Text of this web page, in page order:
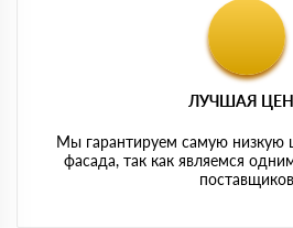
ЛУЧШАЯ
Мы гарантируем самую низкую
фасада, так как являемся
поставщиков